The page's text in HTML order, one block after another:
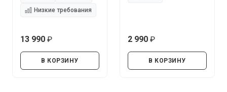
Низкие требования
13 990
В КОРЗИНУ
2 990
В КОРЗИНУ